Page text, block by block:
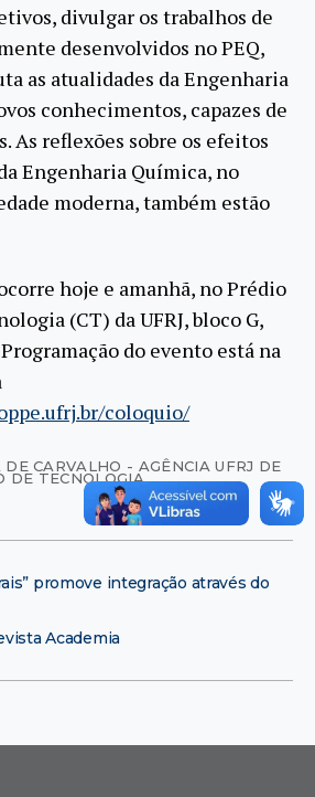
divulgar os trabalhos de
desenvolvidos no PEQ,
as atualidades da Engenharia
conhecimentos, capazes de
As reflexões sobre os efeitos
Engenharia Química, no
moderna, também estão
hoje e amanhã, no Prédio
(CT) da UFRJ, bloco G,
do evento está na
coloquio/
CARVALHO - AGÊNCIA UFRJ DE
DE TECNOLOGIA
promove integração através do
Academia